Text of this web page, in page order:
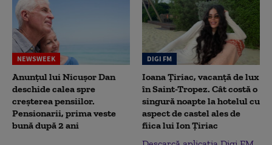
NEWSWEEK
Anunțul lui Nicușor Dan
deschide calea spre
creșterea pensiilor.
Pensionarii, prima veste
bună după 2 ani
DIGI FM
Ioana Țiriac, vacanță de lux
în Saint-Tropez. Cât costă o
singură noapte la hotelul cu
aspect de castel ales de
fiica lui Ion Țiriac